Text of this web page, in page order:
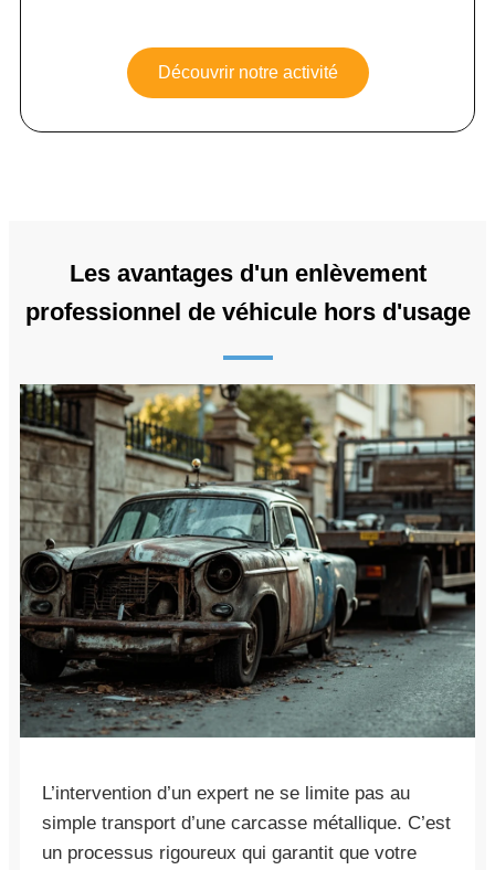
Découvrir notre activité
Les avantages d'un enlèvement
professionnel de véhicule hors d'usage
L’intervention d’un expert ne se limite pas au
simple transport d’une carcasse métallique. C’est
un processus rigoureux qui garantit que votre